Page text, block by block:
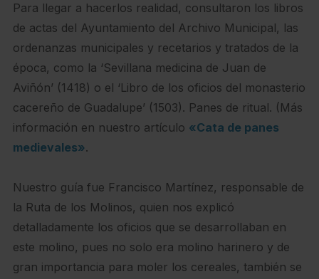
Para llegar a hacerlos realidad, consultaron los libros
de actas del Ayuntamiento del Archivo Municipal, las
ordenanzas municipales y recetarios y tratados de la
época, como la ‘Sevillana medicina de Juan de
Aviñón’ (1418) o el ‘Libro de los oficios del monasterio
cacereño de Guadalupe’ (1503). Panes de ritual. (Más
información en nuestro artículo «Cata de panes
medievales».
Nuestro guía fue Francisco Martínez, responsable de
la Ruta de los Molinos, quien nos explicó
detalladamente los oficios que se desarrollaban en
este molino, pues no solo era molino harinero y de
gran importancia para moler los cereales, también se